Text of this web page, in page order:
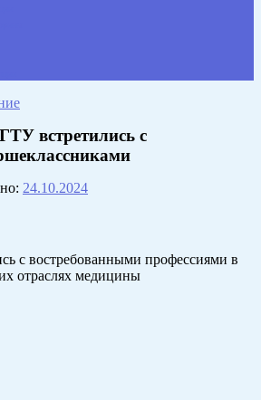
встретились с
24.10.2024
с востребованными профессиями в
отраслях медицины